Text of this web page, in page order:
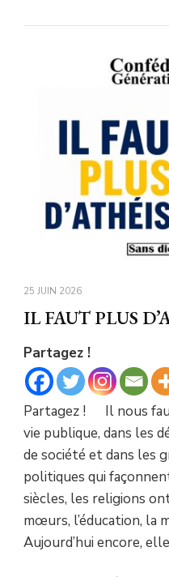
25 JUIN 2026
IL FAUT PLUS
Partagez !
Partagez ! Il nous
vie publique, dans les
de société et dans les
politiques qui
siècles, les religions
mœurs, l’éducation, la
Aujourd’hui encore,